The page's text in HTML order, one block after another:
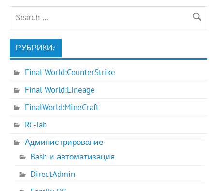
РУБРИКИ:
Final World:CounterStrike
Final World:Lineage
FinalWorld:MineCraft
RC-lab
Администрирование
Bash и автоматизация
DirectAdmin